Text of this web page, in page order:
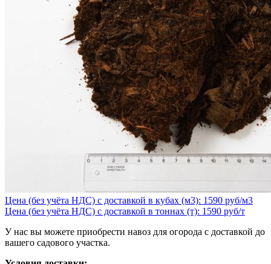
Цена (без учёта НДС) с доставкой в кубах (м3): 1590 руб/м3
Цена (без учёта НДС) с доставкой в тоннах (т): 1590 руб/т
У нас вы можете приобрести навоз для огорода с доставкой до
вашего садового участка.